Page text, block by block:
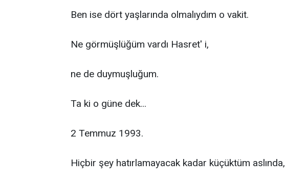
Ben ise dört yaşlarında olmalıydım o vakit.
Ne görmüşlüğüm vardı Hasret' i,
ne de duymuşluğum.
Ta ki o güne dek...
2 Temmuz 1993.
Hiçbir şey hatırlamayacak kadar küçüktüm aslında,